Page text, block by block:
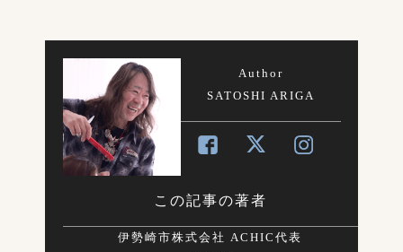
Author
SATOSHI ARIGA
この記事の著者
伊勢崎市株式会社 ACHIC代表